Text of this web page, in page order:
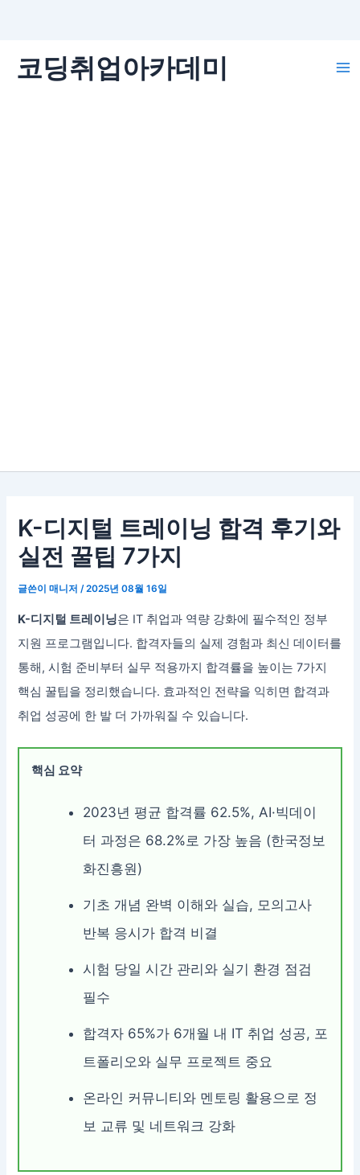
코딩취업아카데미
K-디지털 트레이닝 합격 후기와
실전 꿀팁 7가지
글쓴이매니저/2025년 08월 16일
K-디지털 트레이닝은 IT 취업과 역량 강화에 필수적인 정부
지원 프로그램입니다. 합격자들의 실제 경험과 최신 데이터를
통해, 시험 준비부터 실무 적용까지 합격률을 높이는 7가지
핵심 꿀팁을 정리했습니다. 효과적인 전략을 익히면 합격과
취업 성공에 한 발 더 가까워질 수 있습니다.
핵심 요약
2023년 평균 합격률 62.5%, AI·빅데이
터 과정은 68.2%로 가장 높음 (한국정보
화진흥원)
기초 개념 완벽 이해와 실습, 모의고사
반복 응시가 합격 비결
시험 당일 시간 관리와 실기 환경 점검
필수
합격자 65%가 6개월 내 IT 취업 성공, 포
트폴리오와 실무 프로젝트 중요
온라인 커뮤니티와 멘토링 활용으로 정
보 교류 및 네트워크 강화